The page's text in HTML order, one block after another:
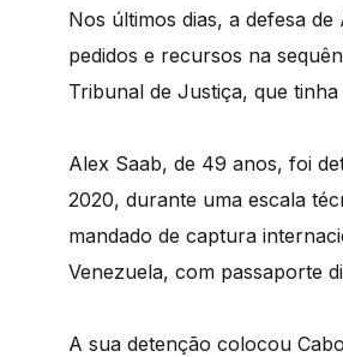
Nos últimos dias, a defesa
pedidos e recursos na
Tribunal de Justiça, que
Alex Saab, de 49 anos, foi
2020, durante uma escala
mandado de captura
Venezuela, com passaporte
A sua detenção colocou